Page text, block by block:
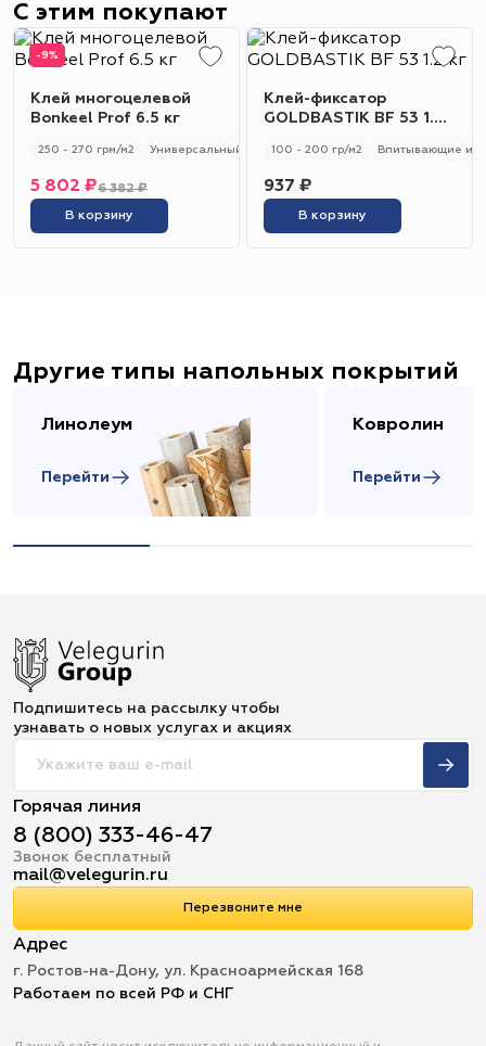
С этим покупают
-9%
Клей многоцелевой
Bonkeel Prof 6.5 кг
250 - 270 грм/м2 Универсальный 250 - 270 гр/м2
6 382 ₽
5 802 ₽
В корзину
Клей-фиксатор
GOLDBASTIK BF 53 1.2
100 - 200 гр/м2 Впитывающие и
937 ₽
В корзину
Другие типы напольных покрытий
Линолеум
Перейти
Ковролин
Перейти
Подпишитесь на рассылку чтобы
узнавать о новых услугах и акциях
Горячая линия
8 (800) 333-46-47
Звонок бесплатный
mail@velegurin.ru
Перезвоните мне
Адрес
г. Ростов-на-Дону, ул. Красноармейская 168
Работаем по всей РФ и СНГ